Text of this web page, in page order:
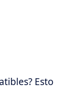
Esto